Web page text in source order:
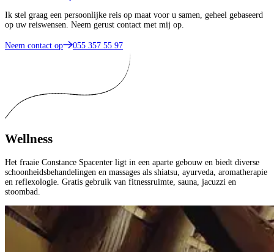
Ik stel graag een persoonlijke reis op maat voor u samen, geheel gebaseerd
op uw reiswensen. Neem gerust contact met mij op.
Neem contact op 055 357 55 97
Wellness
Het fraaie Constance Spacenter ligt in een aparte gebouw en biedt diverse
schoonheidsbehandelingen en massages als shiatsu, ayurveda, aromatherapie
en reflexologie. Gratis gebruik van fitnessruimte, sauna, jacuzzi en
stoombad.